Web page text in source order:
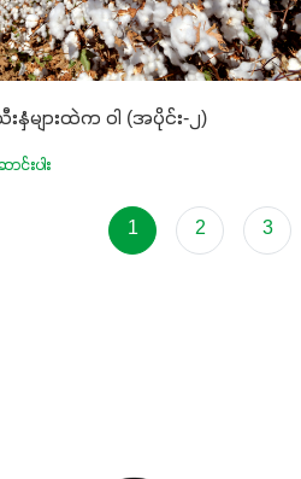
များထဲက ဝါ (အပိုင်း-၂)
င်းပါး
1 2 3